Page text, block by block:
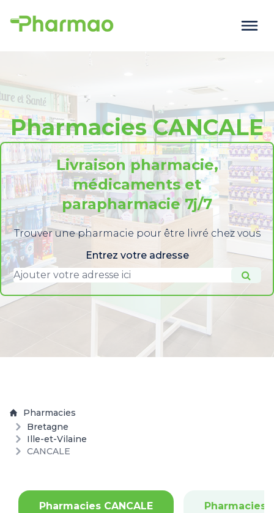
Pharmacies CANCALE
Livraison pharmacie,
médicaments et
parapharmacie 7j/7
Trouver une pharmacie pour être livré chez vous
Entrez votre adresse
Pharmacies
Bretagne
Ille-et-Vilaine
CANCALE
Pharmacies CANCALE Pharmacies